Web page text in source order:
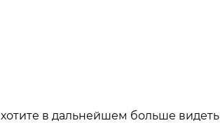
в дальнейшем больше видеть